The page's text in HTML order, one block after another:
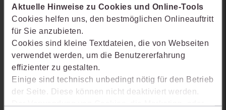
Aktuelle Hinweise zu Cookies und Online-Tools
Cookies helfen uns, den bestmöglichen Onlineauftritt
für Sie anzubieten.
Cookies sind kleine Textdateien, die von Webseiten
verwendet werden, um die Benutzererfahrung
effizienter zu gestalten.
Einige sind technisch unbedingt nötig für den Betrieb
der Seite. Diese können nicht deaktiviert werden.
Der Verwendung von Cookies, die Marketing- oder
Möglichkeiten Ihnen das juris Portal bietet und wie mit juris Ihre
Arbeitsprozesse einfacher und effizienter werden.